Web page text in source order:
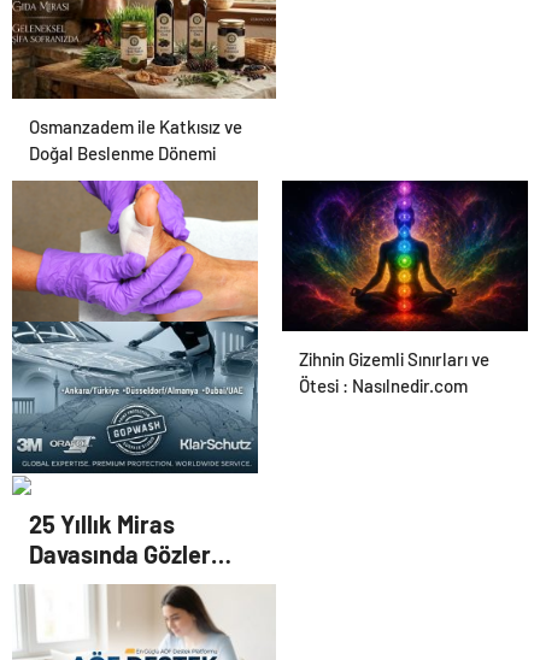
Osmanzadem ile Katkısız ve
Doğal Beslenme Dönemi
Ortopodoloji İle Diyabetik
Ayak Yarası Tedavisi
Zihnin Gizemli Sınırları ve
Ötesi : Nasılnedir.com
UETDS Nedir ? Uetds.com
İle Akıllı Dijital Taşımacılık
Yazılımı
25 Yıllık Miras
Davasında Gözler
Temmuz Ayındaki
Karar Duruşmasına
Çevrildi